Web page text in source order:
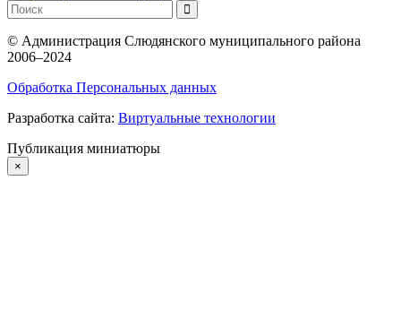
© Администрация Слюдянского муниципального района
2006–2024
Обработка Персональных данных
Разработка сайта: Виртуальные технологии
Публикация миниатюры
×